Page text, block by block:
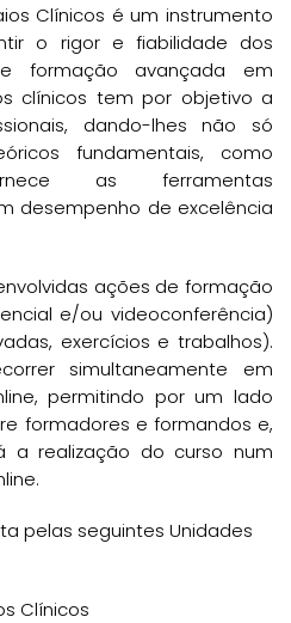
Clínicos é um instrumento
o rigor e fiabilidade dos
formação avançada em
clínicos tem por objetivo a
dando-lhes não só
fundamentais, como
as ferramentas
desempenho de excelência
ações de formação
e/ou videoconferência)
exercícios e trabalhos).
simultaneamente em
permitindo por um lado
formadores e formandos e,
a realização do curso num
pelas seguintes Unidades
Clínicos